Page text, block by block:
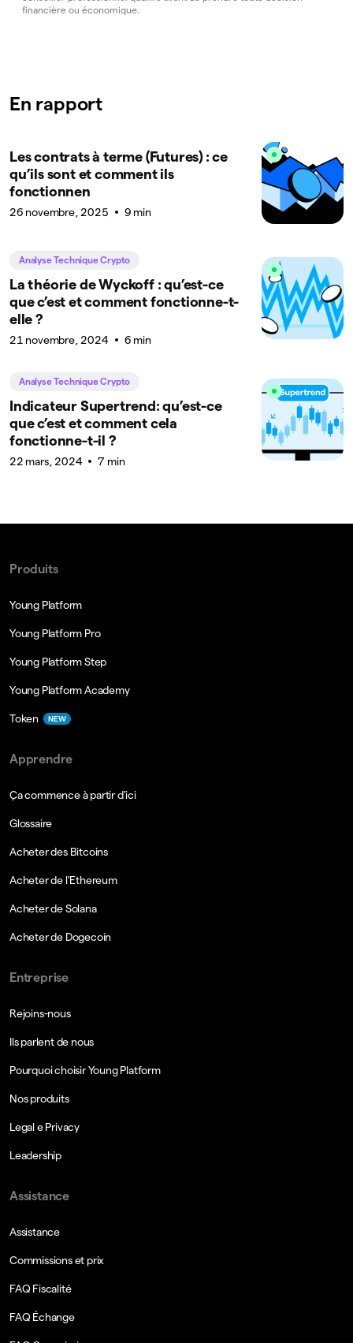
financière ou économique.
En rapport
Les contrats à terme (Futures) : ce
qu’ils sont et comment ils
fonctionnen
26 novembre, 2025 9 min
Analyse Technique Crypto
La théorie de Wyckoff : qu’est-ce
que c’est et comment fonctionne-t-
elle ?
21 novembre, 2024 6 min
Analyse Technique Crypto
Indicateur Supertrend: qu’est-ce
que c’est et comment cela
fonctionne-t-il ?
22 mars, 2024 7 min
Produits
Young Platform
Young Platform Pro
Young Platform Step
Young Platform Academy
Token NEW
Apprendre
Ça commence à partir d'ici
Glossaire
Acheter des Bitcoins
Acheter de l'Ethereum
Acheter de Solana
Acheter de Dogecoin
Entreprise
Rejoins-nous
Ils parlent de nous
Pourquoi choisir Young Platform
Nos produits
Legal e Privacy
Leadership
Assistance
Assistance
Commissions et prix
FAQ Fiscalité
FAQ Échange